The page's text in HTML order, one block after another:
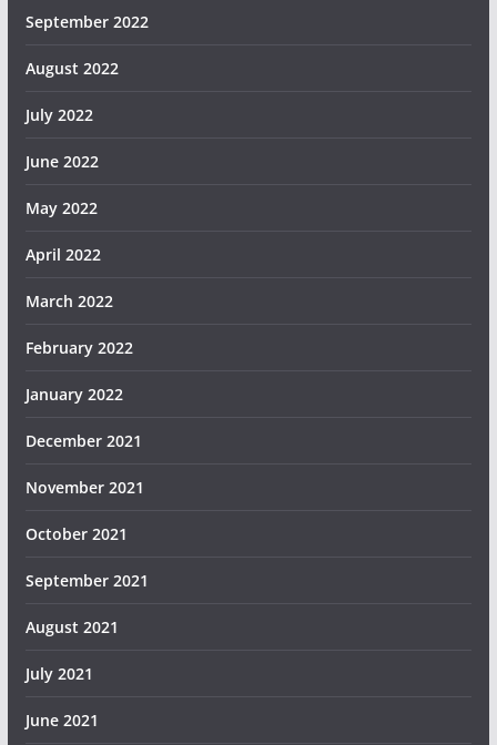
September 2022
August 2022
July 2022
June 2022
May 2022
April 2022
March 2022
February 2022
January 2022
December 2021
November 2021
October 2021
September 2021
August 2021
July 2021
June 2021